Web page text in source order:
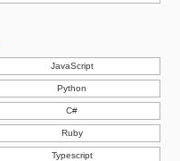
JavaScript
Python
C#
Ruby
Typescript